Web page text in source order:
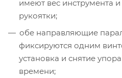
имеют вес инструмента
рукоятки;
обе направляющие
фиксируются одним
установка и снятие
времени;